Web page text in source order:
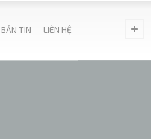
BẢN TIN LIÊN HỆ